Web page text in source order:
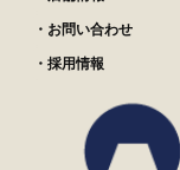
・お問い合わせ
・採用情報